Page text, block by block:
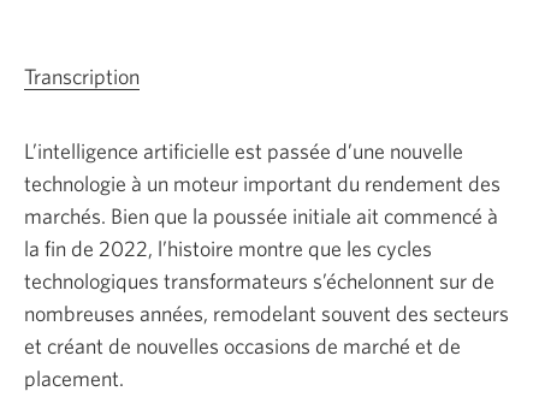
Transcription
vidéo
intitulée
débuts
L’intelligence artificielle est passée d’une nouvelle
technologie à un moteur important du rendement des
marchés. Bien que la poussée initiale ait commencé à
la fin de 2022, l’histoire montre que les cycles
technologiques transformateurs s’échelonnent sur de
nombreuses années, remodelant souvent des secteurs
et créant de nouvelles occasions de marché et de
placement.